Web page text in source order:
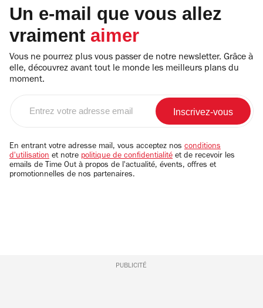
Un e-mail que vous allez
vraiment aimer
Vous ne pourrez plus vous passer de notre newsletter. Grâce à
elle, découvrez avant tout le monde les meilleurs plans du
moment.
email
En entrant votre adresse mail, vous acceptez nos conditions
d'utilisation et notre politique de confidentialité et de recevoir les
emails de Time Out à propos de l'actualité, évents, offres et
promotionnelles de nos partenaires.
PUBLICITÉ